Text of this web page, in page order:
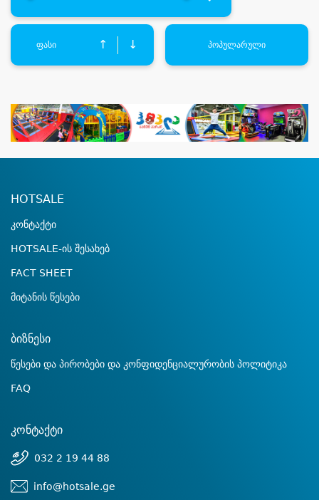
ფასი ↑ ↓ პოპულარული
HOTSALE
კონტაქტი
HOTSALE-ის შესახებ
FACT SHEET
მიტანის წესები
ბიზნესი
წესები და პირობები და კონფიდენციალურობის პოლიტიკა
FAQ
კონტაქტი
032 2 19 44 88
info@hotsale.ge